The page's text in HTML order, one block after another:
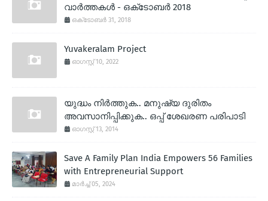
വാര്‍ത്തകള്‍ - ഒക്‌ടോബര്‍ 2018
ഒക്‌ടോബർ 31, 2018
Yuvakeralam Project
ഓഗസ്റ്റ് 10, 2022
യുദ്ധം നിര്‍ത്തുക.. മനുഷ്യ ദുരിതം
അവസാനിപ്പിക്കുക.. ഒപ്പ് ശേഖരണ പരിപാടി
ഓഗസ്റ്റ് 13, 2014
Save A Family Plan India Empowers 56 Families
with Entrepreneurial Support
മാർച്ച് 05, 2024